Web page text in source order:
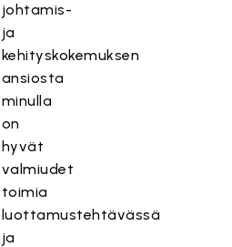
johtamis-
ja
kehityskokemuksen
ansiosta
minulla
on
hyvät
valmiudet
toimia
luottamustehtävässä
ja